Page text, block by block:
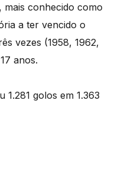
mais conhecido como
a ter vencido o
vezes (1958, 1962,
anos.
golos em 1.363